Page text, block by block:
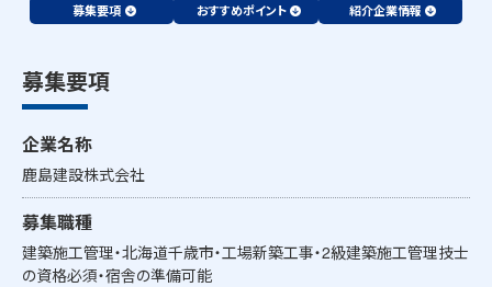
募集要項 おすすめポイント 紹介企業情報
募集要項
企業名称
鹿島建設株式会社
募集職種
建築施工管理・北海道千歳市・工場新築工事・2級建築施工管理技士
の資格必須・宿舎の準備可能